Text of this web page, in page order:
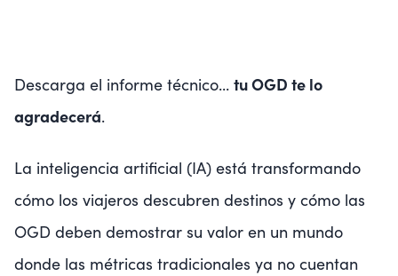
Descarga el informe técnico... tu OGD te lo
agradecerá.
La inteligencia artificial (IA) está transformando
cómo los viajeros descubren destinos y cómo las
OGD deben demostrar su valor en un mundo
donde las métricas tradicionales ya no cuentan